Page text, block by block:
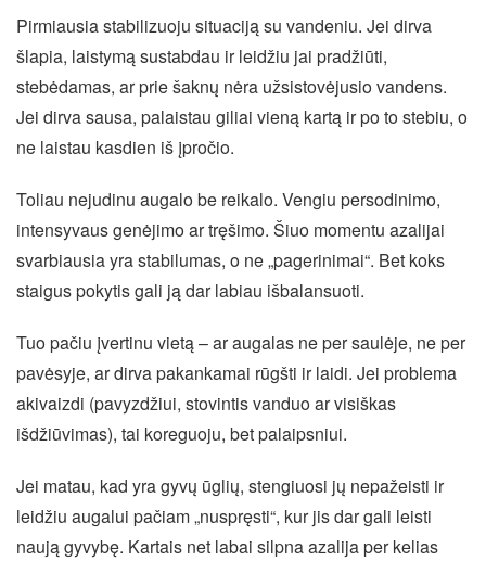
Pirmiausia stabilizuoju situaciją su vandeniu. Jei dirva
šlapia, laistymą sustabdau ir leidžiu jai pradžiūti,
stebėdamas, ar prie šaknų nėra užsistovėjusio vandens.
Jei dirva sausa, palaistau giliai vieną kartą ir po to stebiu, o
ne laistau kasdien iš įpročio.
Toliau nejudinu augalo be reikalo. Vengiu persodinimo,
intensyvaus genėjimo ar tręšimo. Šiuo momentu azalijai
svarbiausia yra stabilumas, o ne „pagerinimai“. Bet koks
staigus pokytis gali ją dar labiau išbalansuoti.
Tuo pačiu įvertinu vietą – ar augalas ne per saulėje, ne per
pavėsyje, ar dirva pakankamai rūgšti ir laidi. Jei problema
akivaizdi (pavyzdžiui, stovintis vanduo ar visiškas
išdžiūvimas), tai koreguoju, bet palaipsniui.
Jei matau, kad yra gyvų ūglių, stengiuosi jų nepažeisti ir
leidžiu augalui pačiam „nuspręsti“, kur jis dar gali leisti
naują gyvybę. Kartais net labai silpna azalija per kelias